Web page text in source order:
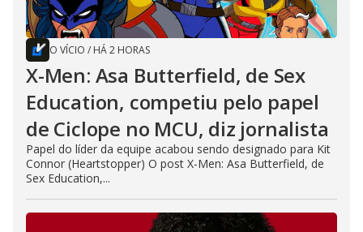
O VÍCIO / HÁ 2 HORAS
X-Men: Asa Butterfield, de Sex
Education, competiu pelo papel
de Ciclope no MCU, diz jornalista
Papel do líder da equipe acabou sendo designado para Kit
Connor (Heartstopper) O post X-Men: Asa Butterfield, de
Sex Education,...